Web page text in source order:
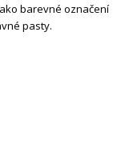
barevné označení
pasty.